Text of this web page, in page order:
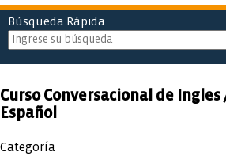
Búsqueda Rápida
Curso Conversacional de Ingles
Español
Categoría